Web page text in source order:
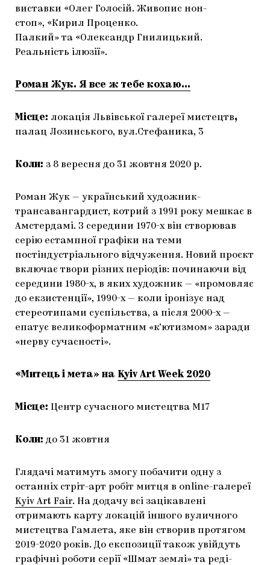
виставки «Олег Голосій. Живопис нон-
стоп», «Кирил Проценко.
Палкий» та «Олександр Гнилицький.
Реальність ілюзії».
Роман Жук. Я все ж тебе кохаю…
Місце: локація Львівської галереї мистецтв,
палац Лозинського, вул.Стефаника, 3
Коли: з 8 вересня до 31 жовтня 2020 р.
Роман Жук — український художник-
трансавангардист, котрий з 1991 року мешкає в
Амстердамі. З середини 1970-х він створював
серію естампної графіки на теми
постіндустріального відчуження. Новий проєкт
включає твори різних періодів: починаючи від
середини 1980-х, в яких художник — «промовляє
до екзистенції», 1990-х — коли іронізує над
стереотипами суспільства, а після 2000-х —
епатує великоформатним «к’ютизмом» заради
«нерву сучасності».
«Митець і мета» на Kyiv Art Week 2020
Місце: Центр сучасного мистецтва М17
Коли: до 31 жовтня
Глядачі матимуть змогу побачити одну з
останніх стріт-арт робіт митця в online-галереї
Kyiv Art Fair. На додачу всі зацікавлені
отримають карту локацій іншого вуличного
мистецтва Гамлета, яке він створив протягом
2019-2020 років. До експозиції також увійдуть
графічні роботи серії «Шмат землі» та реді-